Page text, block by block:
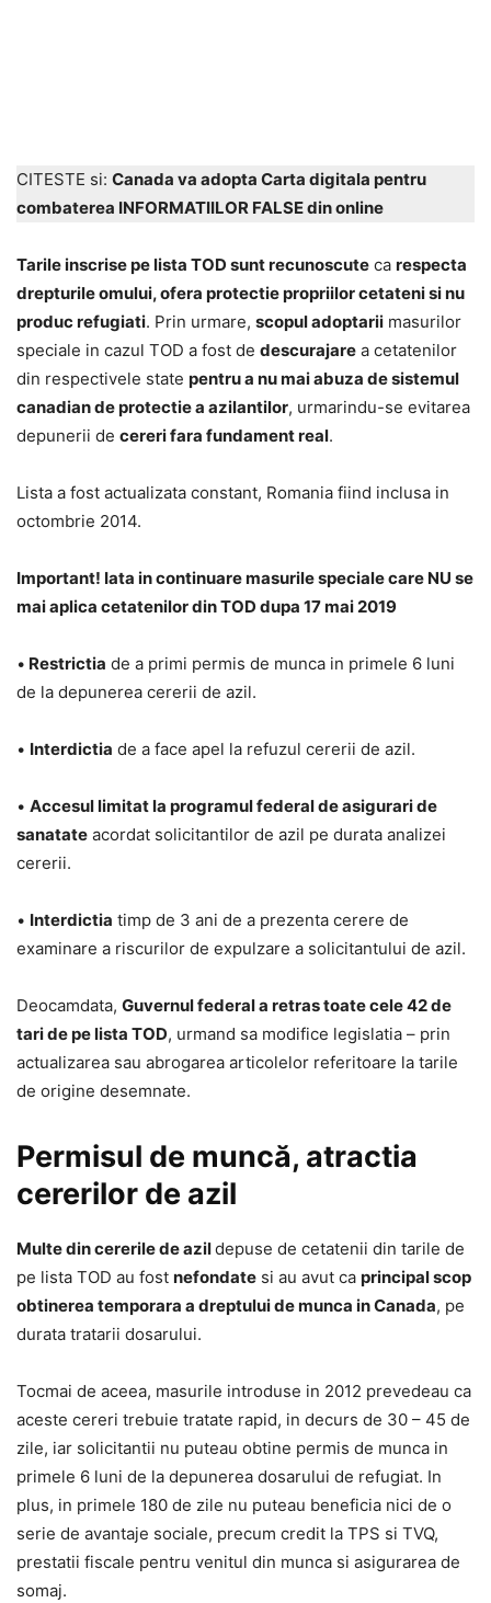
CITESTE si: Canada va adopta Carta digitala pentru
combaterea INFORMATIILOR FALSE din online
Tarile inscrise pe lista TOD sunt recunoscute ca respecta
drepturile omului, ofera protectie propriilor cetateni si nu
produc refugiati. Prin urmare, scopul adoptarii masurilor
speciale in cazul TOD a fost de descurajare a cetatenilor
din respectivele state pentru a nu mai abuza de sistemul
canadian de protectie a azilantilor, urmarindu-se evitarea
depunerii de cereri fara fundament real.
Lista a fost actualizata constant, Romania fiind inclusa in
octombrie 2014.
Important! Iata in continuare masurile speciale care NU se
mai aplica cetatenilor din TOD dupa 17 mai 2019
• Restrictia de a primi permis de munca in primele 6 luni
de la depunerea cererii de azil.
• Interdictia de a face apel la refuzul cererii de azil.
• Accesul limitat la programul federal de asigurari de
sanatate acordat solicitantilor de azil pe durata analizei
cererii.
• Interdictia timp de 3 ani de a prezenta cerere de
examinare a riscurilor de expulzare a solicitantului de azil.
Deocamdata, Guvernul federal a retras toate cele 42 de
tari de pe lista TOD, urmand sa modifice legislatia – prin
actualizarea sau abrogarea articolelor referitoare la tarile
de origine desemnate.
Permisul de muncă, atractia
cererilor de azil
Multe din cererile de azildepuse de cetatenii din tarile de
pe lista TOD au fost nefondate si au avut ca principal scop
obtinerea temporara a dreptului de munca in Canada, pe
durata tratarii dosarului.
Tocmai de aceea, masurile introduse in 2012 prevedeau ca
aceste cereri trebuie tratate rapid, in decurs de 30 – 45 de
zile, iar solicitantii nu puteau obtine permis de munca in
primele 6 luni de la depunerea dosarului de refugiat. In
plus, in primele 180 de zile nu puteau beneficia nici de o
serie de avantaje sociale, precum credit la TPS si TVQ,
prestatii fiscale pentru venitul din munca si asigurarea de
somaj.